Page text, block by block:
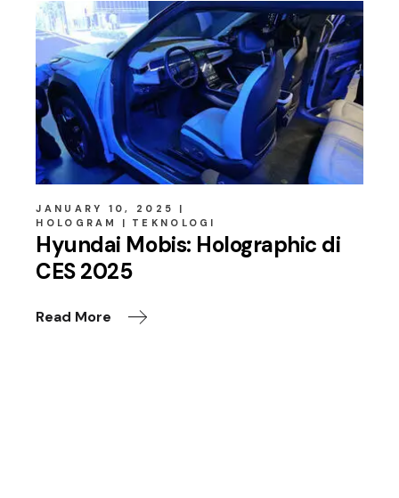
JANUARY 10, 2025
HOLOGRAM
TEKNOLOGI
Hyundai Mobis: Holographic di
CES 2025
Read More